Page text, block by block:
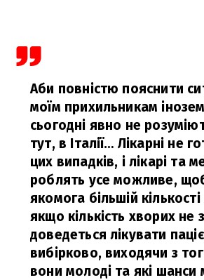
Аби повністю пояснити
моїм прихильникам
сьогодні явно не
тут, в Італії… Лікарні не
цих випадків, і лікарі та
роблять усе можливе,
якомога більшій
якщо кількість хворих не
доведеться лікувати
вибірково, виходячи з
вони молоді та які